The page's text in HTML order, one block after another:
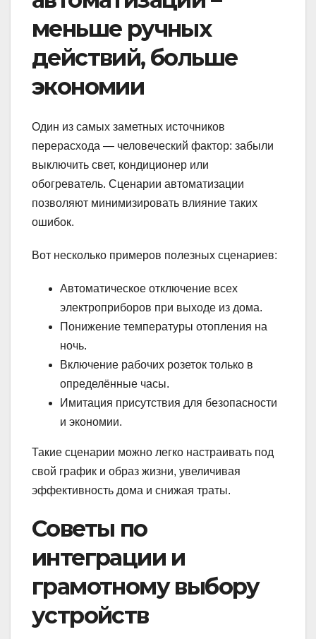
меньше ручных
действий, больше
экономии
Один из самых заметных источников
перерасхода — человеческий фактор: забыли
выключить свет, кондиционер или
обогреватель. Сценарии автоматизации
позволяют минимизировать влияние таких
ошибок.
Вот несколько примеров полезных сценариев:
Автоматическое отключение всех
электроприборов при выходе из дома.
Понижение температуры отопления на
ночь.
Включение рабочих розеток только в
определённые часы.
Имитация присутствия для безопасности
и экономии.
Такие сценарии можно легко настраивать под
свой график и образ жизни, увеличивая
эффективность дома и снижая траты.
Советы по
интеграции и
грамотному выбору
устройств